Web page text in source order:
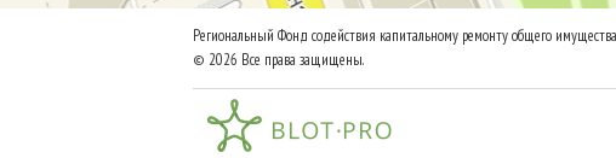
Региональный Фонд содействия капитальному ремонту общего
© 2026 Все права защищены.